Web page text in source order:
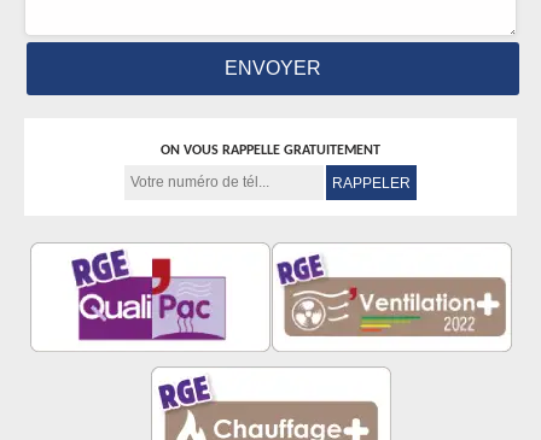
ON VOUS RAPPELLE GRATUITEMENT